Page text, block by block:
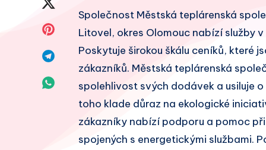
Facebook
Twitter
Sdílet
Pinterest
Sdílet
Telegram
Sdílet
Whatsapp
Společnost Městská teplárenská
Litovel, okres Olomouc nabízí služby
Poskytuje širokou škálu ceníků, které
zákazníků. Městská teplárenská
spolehlivost svých dodávek a usiluje
toho klade důraz na ekologické
zákazníky nabízí podporu a pomoc
spojených s energetickými službami.